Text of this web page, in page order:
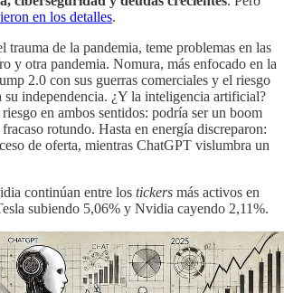
en los detalles.
trauma de la pandemia, teme problemas en las
y otra pandemia. Nomura, más enfocado en la
2.0 con sus guerras comerciales y el riesgo
su independencia. ¿Y la inteligencia artificial?
en ambos sentidos: podría ser un boom
rotundo. Hasta en energía discreparon:
de oferta, mientras ChatGPT vislumbra un
continúan entre los tickers más activos en
subiendo 5,06% y Nvidia cayendo 2,11%.